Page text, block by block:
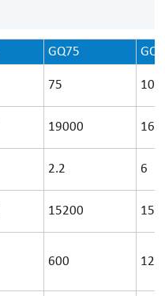
GQ75
75 105
19000
2.2 6
15200
600